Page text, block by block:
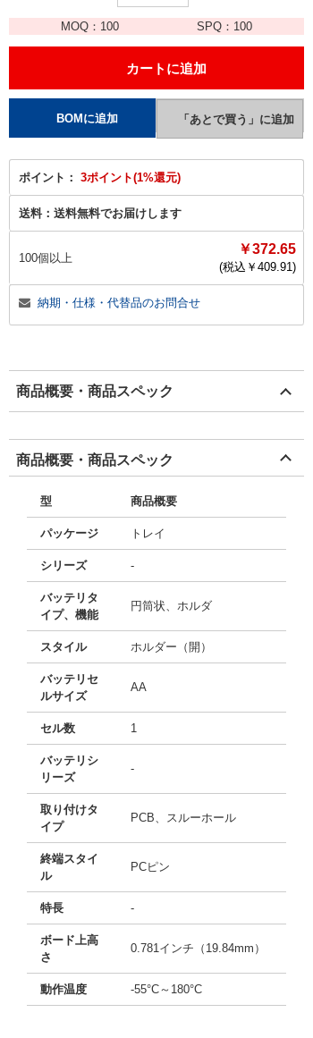
MOQ： 100 SPQ： 100
ポイント： 3ポイント(1%還元)
送料： 送料無料でお届けします
100個以上
￥372.65
(税込￥ 409.91)
納期・仕様・代替品のお問合せ
商品概要・商品スペック
商品概要・商品スペック
型 商品概要
パッケージ トレイ
シリーズ -
バッテリタ
イプ、機能
円筒状、ホルダ
スタイル ホルダー（開）
バッテリセ
ルサイズ
AA
セル数 1
バッテリシ
リーズ
-
取り付けタ
イプ
PCB、スルーホール
終端スタイ
ル
PCピン
特長 -
ボード上高
さ
0.781インチ（19.84mm）
動作温度 -55°C～180°C